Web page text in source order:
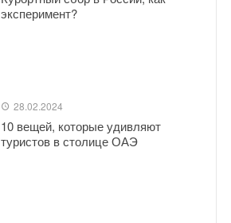
эксперимент?
28.02.2024
10 вещей, которые удивляют
туристов в столице ОАЭ